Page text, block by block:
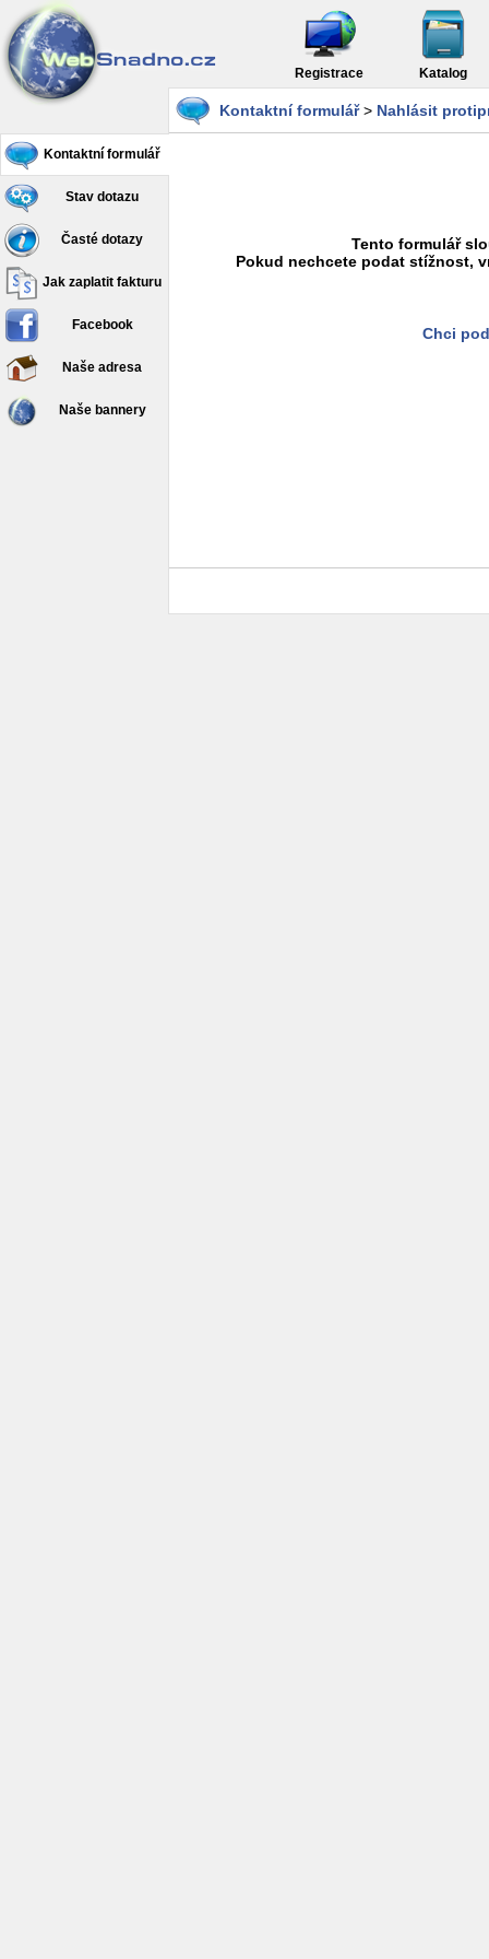
Registrace Katalog
Kontaktní formulář
Stav dotazu
Časté dotazy
Jak zaplatit fakturu
Facebook
Naše adresa
Naše bannery
Kontaktní formulář> Nahlásit
Tento formulář
Pokud nechcete podat stížnost,
Chci